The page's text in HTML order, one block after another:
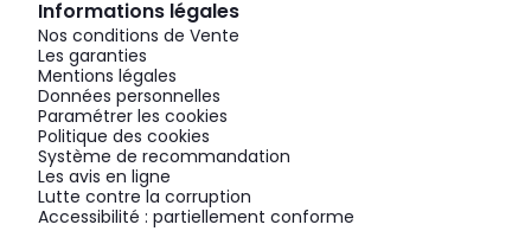
Informations légales
Nos conditions de Vente
Les garanties
Mentions légales
Données personnelles
Paramétrer les cookies
Politique des cookies
Système de recommandation
Les avis en ligne
Lutte contre la corruption
Accessibilité : partiellement conforme